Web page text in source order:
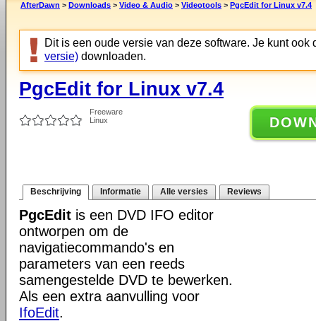
AfterDawn > Downloads > Video & Audio > Videotools > PgcEdit for Linux v7.4
Dit is een oude versie van deze software. Je kunt ook
versie) downloaden.
PgcEdit for Linux v7.4
Freeware
Linux
Beschrijving Informatie Alle versies Reviews
PgcEdit is een DVD IFO editor
ontworpen om de
navigatiecommando's en
parameters van een reeds
samengestelde DVD te bewerken.
Als een extra aanvulling voor
IfoEdit.